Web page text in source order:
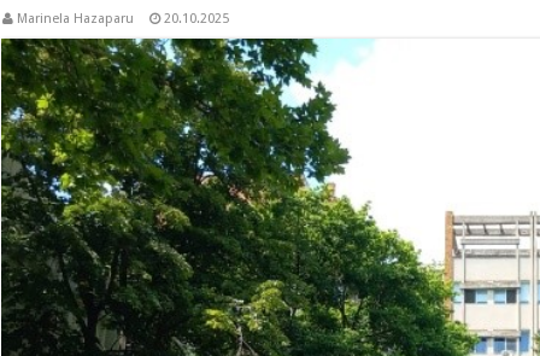
Marinela Hazaparu 20.10.2025